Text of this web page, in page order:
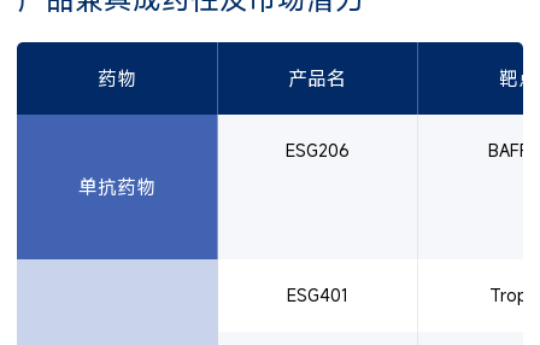
药物 产品名 靶点
单抗药物
ESG206 BAFF-
ESG401 Trop-